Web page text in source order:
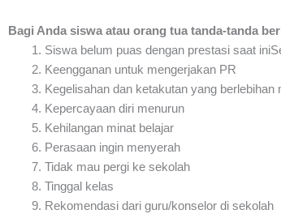
Bagi Anda siswa atau orang tua tanda-tanda
Siswa belum puas dengan prestasi saat
Keengganan untuk mengerjakan PR
Kegelisahan dan ketakutan yang berlebihan
Kepercayaan diri menurun
Kehilangan minat belajar
Perasaan ingin menyerah
Tidak mau pergi ke sekolah
Tinggal kelas
Rekomendasi dari guru/konselor di sekolah